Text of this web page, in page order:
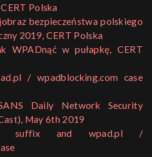
Polska
bezpieczeństwa polskiego
2019, CERT Polska
WPADnąć w pułapkę, CERT
/ wpadblocking.com case
Daily Network Security
May 6th 2019
suffix and wpad.pl /